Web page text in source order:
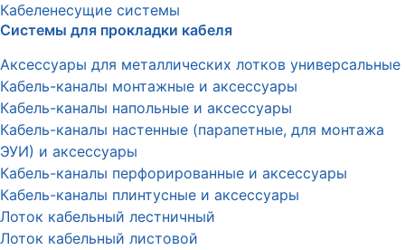
Кабеленесущие системы
Системы для прокладки кабеля
Аксессуары для металлических лотков универсальные
Кабель-каналы монтажные и аксессуары
Кабель-каналы напольные и аксессуары
Кабель-каналы настенные (парапетные, для монтажа
ЭУИ) и аксессуары
Кабель-каналы перфорированные и аксессуары
Кабель-каналы плинтусные и аксессуары
Лоток кабельный лестничный
Лоток кабельный листовой